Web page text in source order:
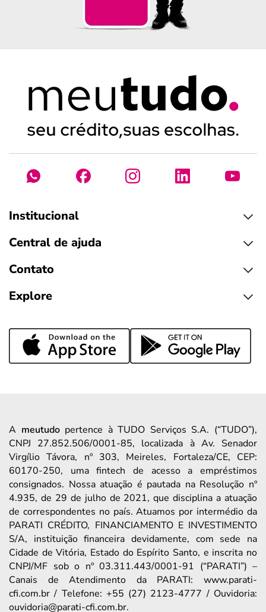
Institucional
Central de ajuda
Contato
Explore
A meutudopertence à TUDO Serviços S.A. (“TUDO”),
CNPJ 27.852.506/0001-85, localizada à Av. Senador
Virgílio Távora, nº 303, Meireles, Fortaleza/CE, CEP:
60170-250, uma fintech de acesso a empréstimos
consignados. Nossa atuação é pautada na Resolução nº
4.935, de 29 de julho de 2021, que disciplina a atuação
de correspondentes no país. Atuamos por intermédio da
PARATI CRÉDITO, FINANCIAMENTO E INVESTIMENTO
S/A, instituição financeira devidamente, com sede na
Cidade de Vitória, Estado do Espírito Santo, e inscrita no
CNPJ/MF sob o nº 03.311.443/0001-91 (“PARATI”) –
Canais de Atendimento da PARATI: www.parati-
cfi.com.br / Telefone: +55 (27) 2123-4777 / Ouvidoria:
ouvidoria@parati-cfi.com.br.